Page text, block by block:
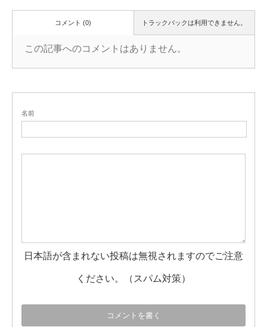
トラックバックは利用できません。
コメント (0)
この記事へのコメントはありません。
名前
日本語が含まれない投稿は無視されますのでご注意
ください。（スパム対策）